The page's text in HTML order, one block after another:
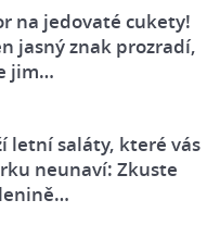
na jedovaté cukety!
jasný znak prozradí,
jim…
letní saláty, které vás
neunaví: Zkuste